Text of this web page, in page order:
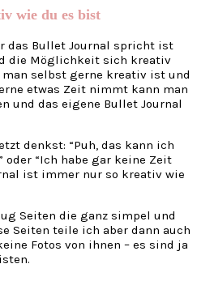
wie du es bist
das Bullet Journal spricht ist
die Möglichkeit sich kreativ
selbst gerne kreativ ist und
etwas Zeit nimmt kann man
und das eigene Bullet Journal
denkst: “Puh, das kann ich
“Ich habe gar keine Zeit
ist immer nur so kreativ wie
Seiten die ganz simpel und
Seiten teile ich aber dann auch
Fotos von ihnen – es sind ja